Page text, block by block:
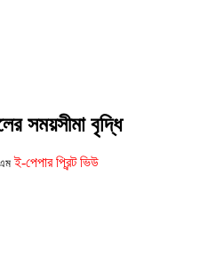
সময়সীমা বৃদ্ধি
ই-পেপার প্রিন্ট ভিউ